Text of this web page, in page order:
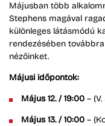
Májusban több
Stephens magával
különleges látásmódú
rendezésében
nézőinket.
Májusi időpontok:
Május 12. / 19:00 –
Május 13. / 10:00 –